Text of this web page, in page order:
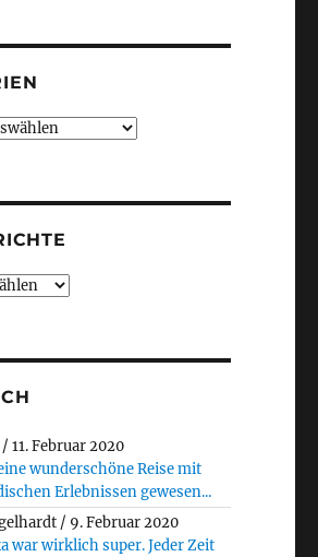
/11. Februar 2020
wunderschöne Reise mit
Erlebnissen gewesen...
/ 9. Februar 2020
war wirklich super. Jeder Zeit